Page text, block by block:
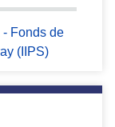
Fonds de
(IIPS)